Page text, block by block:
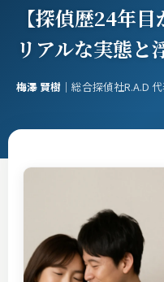
【探偵歴24年
リアルな実態と
梅澤 賢樹 ｜総合探偵社R.A.D